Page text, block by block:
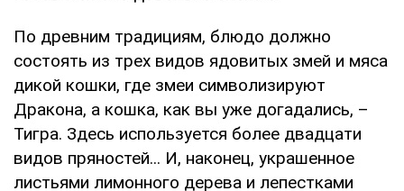
По древним традициям, блюдо должно
состоять из трех видов ядовитых змей и мяса
дикой кошки, где змеи символизируют
Дракона, а кошка, как вы уже догадались, –
Тигра. Здесь используется более двадцати
видов пряностей... И, наконец, украшенное
листьями лимонного дерева и лепестками